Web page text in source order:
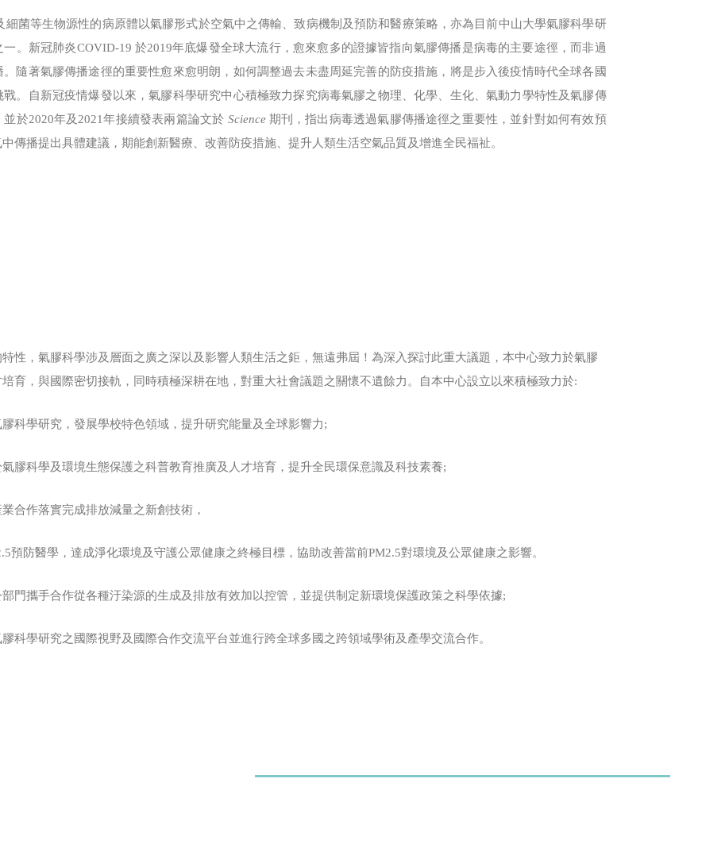
等生物源性的病原體以氣膠形式於空氣中之傳輸、致病機制及預防和醫療策略，亦為目前中山大學氣膠科學研
。新冠肺炎COVID-19 於2019年底爆發全球大流行，愈來愈多的證據皆指向氣膠傳播是病毒的主要途徑，而非過
隨著氣膠傳播途徑的重要性愈來愈明朗，如何調整過去未盡周延完善的防疫措施，將是步入後疫情時代全球各國
。自新冠疫情爆發以來，氣膠科學研究中心積極致力探究病毒氣膠之物理、化學、生化、氣動力學特性及氣膠傳
於2020年及2021年接續發表兩篇論文於 Science期刊，指出病毒透過氣膠傳播途徑之重要性，並針對如何有效預
傳播提出具體建議，期能創新醫療、改善防疫措施、提升人類生活空氣品質及增進全民福祉。
性，氣膠科學涉及層面之廣之深以及影響人類生活之鉅，無遠弗屆！為深入探討此重大議題，本中心致力於氣膠
育，與國際密切接軌，同時積極深耕在地，對重大社會議題之關懷不遺餘力。自本中心設立以來積極致力於:
科學研究，發展學校特色領域，提升研究能量及全球影響力;
膠科學及環境生態保護之科普教育推廣及人才培育，提升全民環保意識及科技素養;
合作落實完成排放減量之新創技術，
預防醫學，達成淨化環境及守護公眾健康之終極目標，協助改善當前PM2.5對環境及公眾健康之影響。
門攜手合作從各種汙染源的生成及排放有效加以控管，並提供制定新環境保護政策之科學依據;
科學研究之國際視野及國際合作交流平台並進行跨全球多國之跨領域學術及產學交流合作。